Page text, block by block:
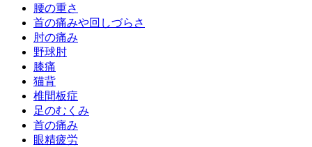
腰の重さ
首の痛みや回しづらさ
肘の痛み
野球肘
膝痛
猫背
椎間板症
足のむくみ
首の痛み
眼精疲労